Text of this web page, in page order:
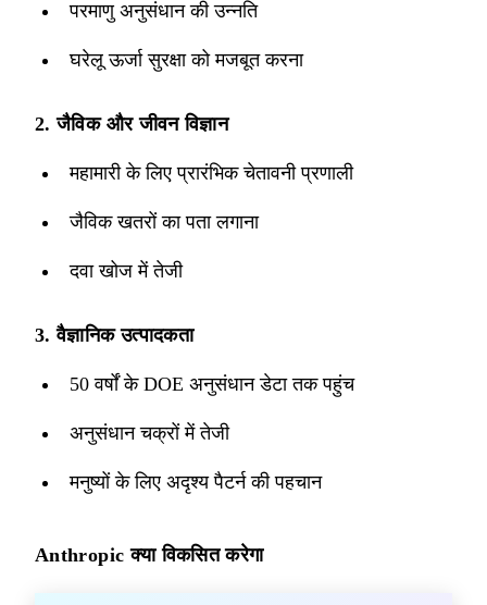
परमाणु अनुसंधान की उन्नति
घरेलू ऊर्जा सुरक्षा को मजबूत करना
2. जैविक और जीवन विज्ञान
महामारी के लिए प्रारंभिक चेतावनी प्रणाली
जैविक खतरों का पता लगाना
दवा खोज में तेजी
3. वैज्ञानिक उत्पादकता
50 वर्षों के DOE अनुसंधान डेटा तक पहुंच
अनुसंधान चक्रों में तेजी
मनुष्यों के लिए अदृश्य पैटर्न की पहचान
Anthropic क्या विकसित करेगा